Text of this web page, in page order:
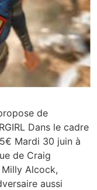
de
Dans le cadre
Mardi 30 juin à
de Craig
Milly Alcock,
aussi